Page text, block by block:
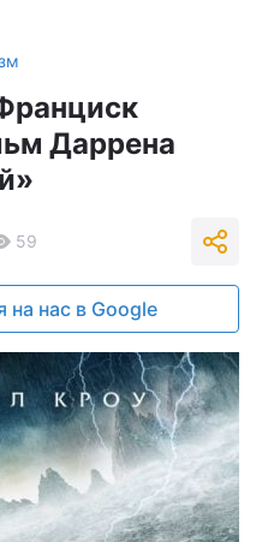
Даррена
59
на нас в Google